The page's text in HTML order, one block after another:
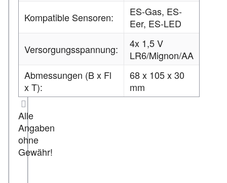
Kompatible Sensoren:
ES-Gas, ES-
Eer, ES-LED
Versorgungsspannung:
4x 1,5 V
LR6/Mignon/AA
Abmessungen (B x Fl
x T):
68 x 105 x 30
mm
Alle
Angaben
ohne
Gewähr!